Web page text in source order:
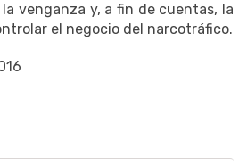
venganza y, a fin de cuentas, la
el negocio del narcotráfico.